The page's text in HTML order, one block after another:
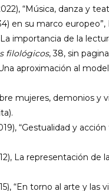
“Música, danza y
en su marco
importancia de la
filológicos, 38, sin
aproximación al
mujeres, demonios y
“Gestualidad y
La representación
“En torno al arte y las